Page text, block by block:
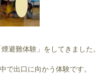
避難体験」をしてきました。
で出口に向かう体験です。